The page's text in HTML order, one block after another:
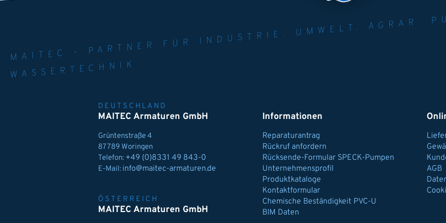
MAITEC - PARTNER FÜR
WELT. AGRAR.
MPEN
WASSERTECHNIK
DEUTSCHLAND
MAITEC Armaturen GmbH
Grüntenstraße 4
87789 Woringen
Telefon: +49 (0)8331 49 843-0
E-Mail: info@maitec-armaturen.de
ÖSTERREICH
MAITEC Armaturen GmbH
Informationen
Reparaturantrag
Rückruf anfordern
Rücksende-Formular SPECK-Pumpen
Unternehmensprofil
Produktkataloge
Kontaktformular
Chemische Beständigkeit PVC-U
BIM Daten
AGB